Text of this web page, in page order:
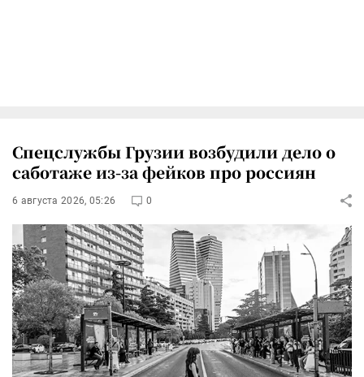
Спецслужбы Грузии возбудили дело о
саботаже из-за фейков про россиян
6 августа 2026, 05:26 0